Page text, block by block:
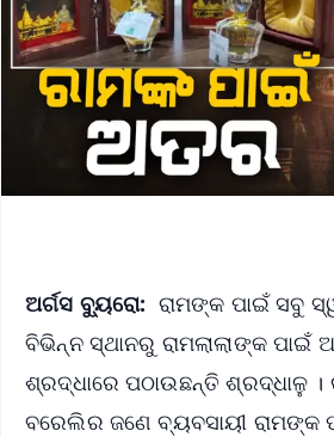
ଅର୍ଗସ ବ୍ୟୁରୋ: ରାମଙ୍କ ପାଇଁ ସବୁ
ବିଭିନ୍ନ ସ୍ଥାନରୁ ରାମଲାଲାଙ୍କ ପାଇଁ
ଶ୍ରଦ୍ଧାରେ ପଠାଉଛନ୍ତି ଶ୍ରଦ୍ଧାଳୁ
ବରେଲିର ଜଣେ ବ୍ୟବସାୟୀ ରାମଙ୍କ